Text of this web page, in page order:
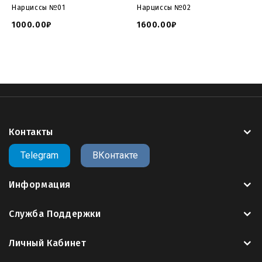
Нарциссы №01
1000.00₽
Нарциссы №02
1600.00₽
Контакты
Telegram ВКонтакте
Информация
Служба Поддержки
Личный Кабинет